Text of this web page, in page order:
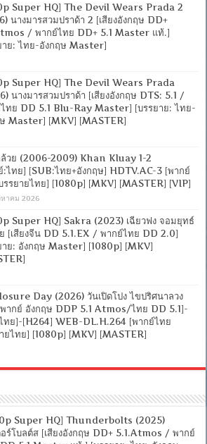
PGS
คม
ชัด]
Super HQ] The Devil Wears Prada 2
นางมารสวมปราด้า 2 [เสียงอังกฤษ DD+
/ พากย์ไทย DD+ 5.1 Master แท้.]
าย: ไทย-อังกฤษ Master]
Super HQ] The Devil Wears Prada
นางมารสวมปราด้า [เสียงอังกฤษ DTS: 5.1 /
ทย DD 5.1 Blu-Ray Master] [บรรยาย: ไทย-
Master] [MKV] [MASTER]
วย (2006-2009) Khan Kluay 1-2
:ไทย] [SUB:ไทย+อังกฤษ] HDTV.AC-3 [พากย์
รรยายไทย] [1080p] [MKV] [MASTER] [VIP]
หาคม 2026
Super HQ] Sakra (2023) เฉียวฟง จอมยุทธ์
[เสียงจีน DD 5.1.EX / พากย์ไทย DD 2.0]
าย: อังกฤษ Master] [1080p] [MKV]
Day (2026) วันเปิดโปง ไขปริศนาลวง
ากย์ อังกฤษ DDP 5.1 Atmos/ไทย DD 5.1]-
ทย]-[H264] WEB-DL.H.264 [พากย์ไทย
ยไทย] [1080p] [MKV] [MASTER]
Super HQ] Thunderbolts (2025)
อร์โบลต์ส [เสียงอังกฤษ DD+ 5.1.Atmos / พากย์